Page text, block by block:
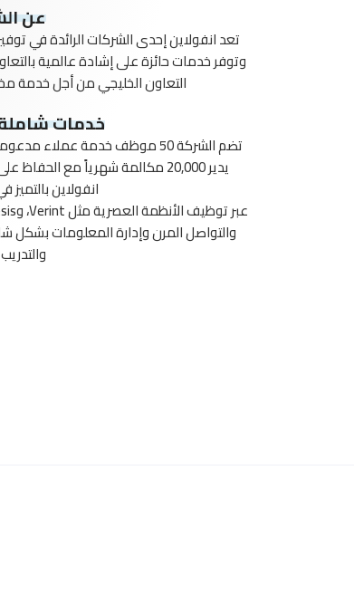
عن
تعد انفولاين إحدى الشركات الرائدة في
وتوفر خدمات حائزة على إشادة عالمية
التعاون الخليجي من أجل خدمة
خدمات
انفولاين
والتواصل المرن وإدارة المعلومات بشكل